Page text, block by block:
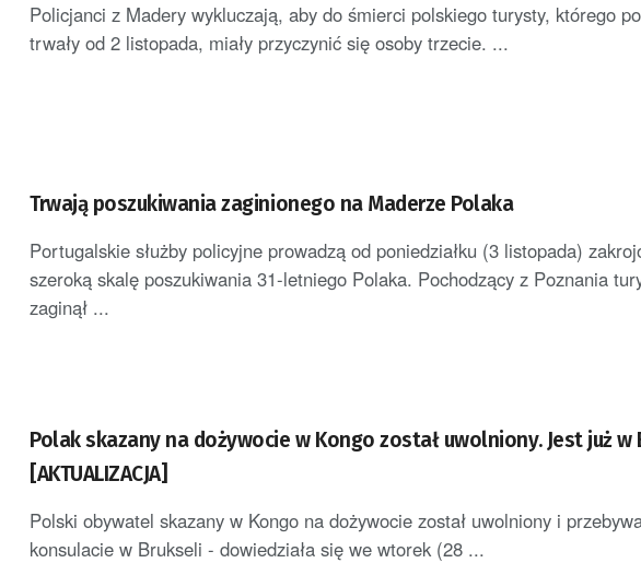
Policjanci z Madery wykluczają, aby do śmierci polskiego turysty, którego
trwały od 2 listopada, miały przyczynić się osoby trzecie. ...
Trwają poszukiwania zaginionego na Maderze Polaka
Portugalskie służby policyjne prowadzą od poniedziałku (3 listopada)
szeroką skalę poszukiwania 31-letniego Polaka. Pochodzący z Poznania
zaginął ...
Polak skazany na dożywocie w Kongo został uwolniony. Jest już w
[AKTUALIZACJA]
Polski obywatel skazany w Kongo na dożywocie został uwolniony i
konsulacie w Brukseli - dowiedziała się we wtorek (28 ...